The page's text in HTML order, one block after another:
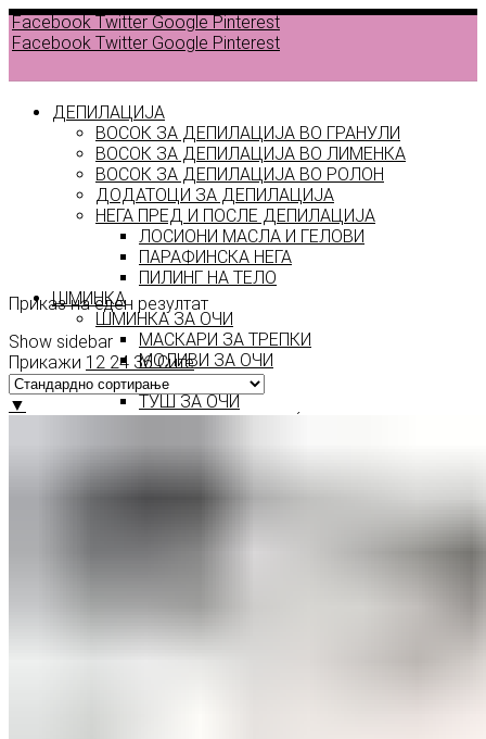
Facebook Twitter Google Pinterest
Facebook Twitter Google Pinterest
ДЕПИЛАЦИЈА
ВОСОК ЗА ДЕПИЛАЦИЈА ВО ГРАНУЛИ
ВОСОК ЗА ДЕПИЛАЦИЈА ВО ЛИМЕНКА
ВОСОК ЗА ДЕПИЛАЦИЈА ВО РОЛОН
ДОДАТОЦИ ЗА ДЕПИЛАЦИЈА
НЕГА ПРЕД И ПОСЛЕ ДЕПИЛАЦИЈА
ЛОСИОНИ МАСЛА И ГЕЛОВИ
ПАРАФИНСКА НЕГА
ПИЛИНГ НА ТЕЛО
ШМИНКА
ШМИНКА ЗА ОЧИ
МАСКАРИ ЗА ТРЕПКИ
МОЛИВИ ЗА ОЧИ
СЕНКИ ЗА ОЧИ
ТУШ ЗА ОЧИ
ПРОИЗВОДИ ЗА ВЕЃИ
products
шпатули
Приказ на еден резултат
Show sidebar
Прикажи 12 24 36 Сите
▼